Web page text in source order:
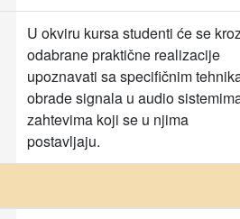
U okviru kursa studenti će se
odabrane praktične realizacije
upoznavati sa specifičnim
obrade signala u audio
zahtevima koji se u njima
postavljaju.